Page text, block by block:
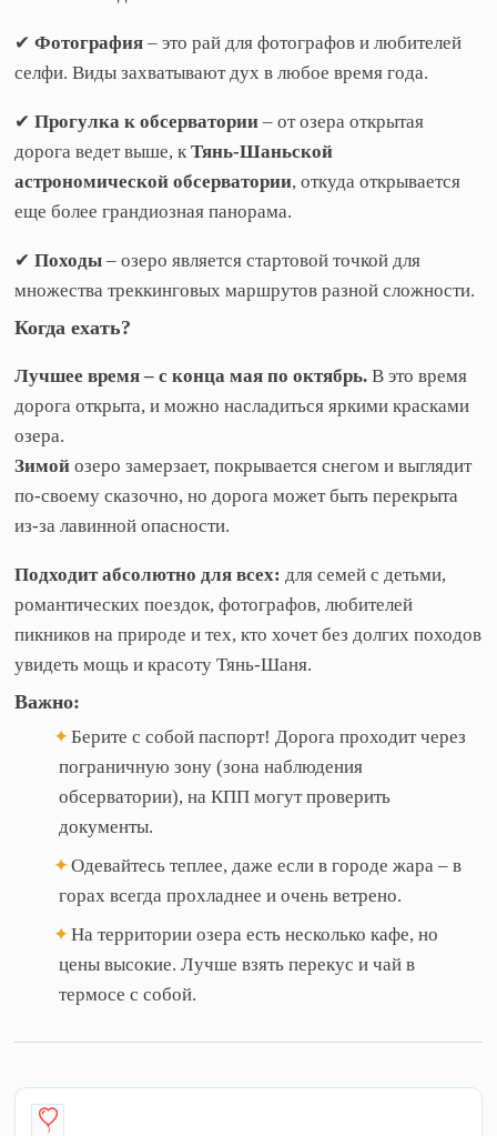
✔Фотография – это рай для фотографов и любителей
селфи. Виды захватывают дух в любое время года.
✔Прогулка к обсерватории – от озера открытая
дорога ведет выше, кТянь-Шаньской
астрономической обсерватории, откуда открывается
еще более грандиозная панорама.
✔Походы – озеро является стартовой точкой для
множества треккинговых маршрутов разной сложности.
Когда ехать?
Лучшее время – с конца мая по октябрь. В это время
дорога открыта, и можно насладиться яркими красками
озера.
Зимой озеро замерзает, покрывается снегом и выглядит
по-своему сказочно, но дорога может быть перекрыта
из-за лавинной опасности.
Подходит абсолютно для всех: для семей с детьми,
романтических поездок, фотографов, любителей
пикников на природе и тех, кто хочет без долгих походов
увидеть мощь и красоту Тянь-Шаня.
Важно:
Берите с собой паспорт! Дорога проходит через
пограничную зону (зона наблюдения
обсерватории), на КПП могут проверить
документы.
Одевайтесь теплее, даже если в городе жара – в
горах всегда прохладнее и очень ветрено.
На территории озера есть несколько кафе, но
цены высокие. Лучше взять перекус и чай в
термосе с собой.